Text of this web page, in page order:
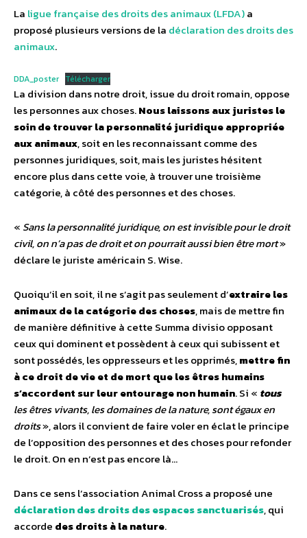
La ligue française des droits des animaux (LFDA)a
proposé plusieurs versions de la déclaration des droits des
animaux.
DDA_poster Télécharger
La division dans notre droit, issue du droit romain, oppose
les personnes aux choses.Nous laissons aux juristes le
soin de trouver la personnalité juridique appropriée
aux animaux, soit en les reconnaissant comme des
personnes juridiques, soit, mais les juristes hésitent
encore plus dans cette voie, à trouver une troisième
catégorie, à côté des personnes et des choses.
« Sans la personnalité juridique, on est invisible pour le droit
civil, on n’a pas de droit et on pourrait aussi bien être mort»
déclare le juriste américain S. Wise.
Quoiqu’il en soit, il ne s’agit pas seulement d’extraire les
animaux de la catégorie des choses, mais de mettre fin
de manière définitive à cette Summa divisio opposant
ceux qui dominent et possèdent à ceux qui subissent et
sont possédés, les oppresseurs et les opprimés,mettre fin
à ce droit de vie et de mort que les êtres humains
s’accordent sur leur entourage non humain. Si « tous
les êtres vivants, les domaines de la nature, sont égaux en
droits», alors il convient de faire voler en éclat le principe
de l’opposition des personnes et des choses pour refonder
le droit. On en n’est pas encore là…
Dans ce sens l’association Animal Cross a proposé une
déclaration des droits des espaces sanctuarisés, qui
accorde des droits à la nature.